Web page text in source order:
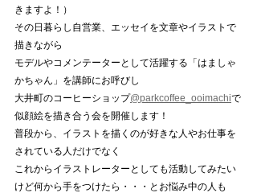
きますよ！）
その日暮らし自営業、エッセイを文章やイラストで
描きながら
モデルやコメンテーターとして活躍する「はましゃ
かちゃん」を講師にお呼びし
大井町のコーヒーショップ@parkcoffee_ooimachiで
似顔絵を描き合う会を開催します！
普段から、イラストを描くのが好きな人やお仕事を
されている人だけでなく
これからイラストレーターとしても活動してみたい
けど何から手をつけたら・・・とお悩み中の人も